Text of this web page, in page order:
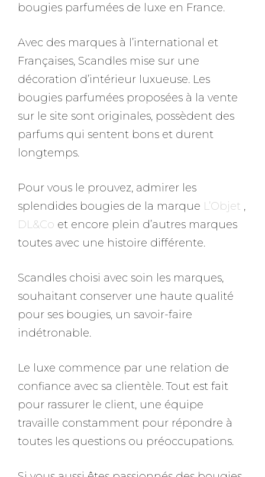
bougies parfumées de luxe en France.
Avec des marques à l’international et
Françaises, Scandles mise sur une
décoration d’intérieur luxueuse. Les
bougies parfumées proposées à la vente
sur le site sont originales, possèdent des
parfums qui sentent bons et durent
longtemps.
Pour vous le prouvez, admirer les
splendides bougies de la marque L’Objet ,
DL&Co et encore plein d’autres marques
toutes avec une histoire différente.
Scandles choisi avec soin les marques,
souhaitant conserver une haute qualité
pour ses bougies, un savoir-faire
indétronable.
Le luxe commence par une relation de
confiance avec sa clientèle. Tout est fait
pour rassurer le client, une équipe
travaille constamment pour répondre à
toutes les questions ou préoccupations.